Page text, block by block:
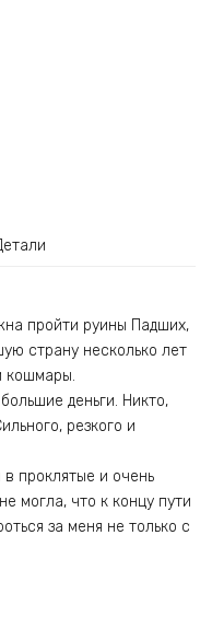
пройти руины Падших,
страну несколько лет
кошмары.
деньги. Никто,
резкого и
в проклятые и очень
могла, что к концу пути
за меня не только с